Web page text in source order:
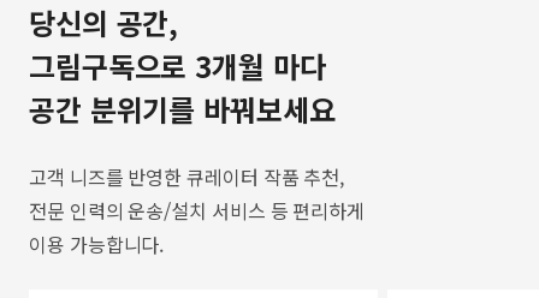
당신의 공간,
그림구독으로 3개월 마다
공간 분위기를 바꿔보세요
고객 니즈를 반영한 큐레이터 작품 추천,
전문 인력의 운송/설치 서비스 등 편리하게
이용 가능합니다.